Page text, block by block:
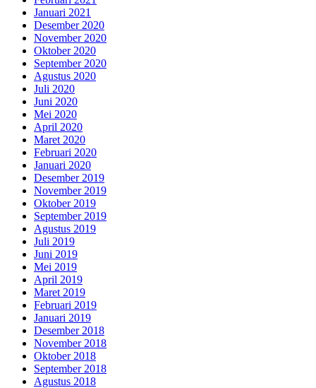
Januari 2021
Desember 2020
November 2020
Oktober 2020
September 2020
Agustus 2020
Juli 2020
Juni 2020
Mei 2020
April 2020
Maret 2020
Februari 2020
Januari 2020
Desember 2019
November 2019
Oktober 2019
September 2019
Agustus 2019
Juli 2019
Juni 2019
Mei 2019
April 2019
Maret 2019
Februari 2019
Januari 2019
Desember 2018
November 2018
Oktober 2018
September 2018
Agustus 2018